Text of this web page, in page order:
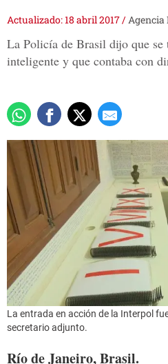
Actualizado: 18 abril 2017/Agencia
La Policía de Brasil dijo que se
inteligente y que contaba con
La entrada en acción de la Interpol
secretario adjunto.
Río de Janeiro, Brasil.